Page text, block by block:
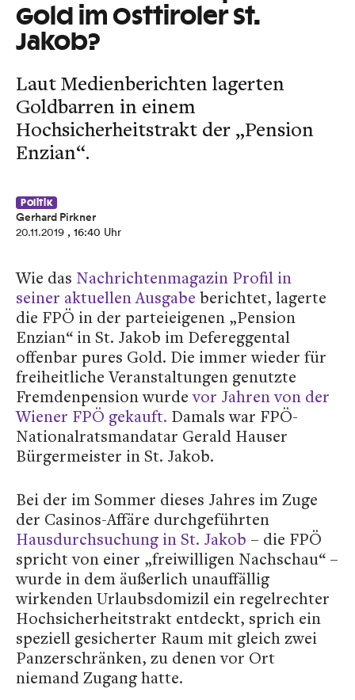
Gold im Osttiroler St.
Jakob?
Laut Medienberichten lagerten
Goldbarren in einem
Hochsicherheitstrakt der „Pension
Enzian“.
Politik
Gerhard Pirkner
20.11.2019 , 16:40 Uhr
Wie das Nachrichtenmagazin Profil in
seiner aktuellen Ausgabe berichtet, lagerte
die FPÖ in der parteieigenen „Pension
Enzian“ in St. Jakob im Defereggental
offenbar pures Gold. Die immer wieder für
freiheitliche Veranstaltungen genutzte
Fremdenpension wurdevor Jahren von der
Wiener FPÖ gekauft. Damals war FPÖ-
Nationalratsmandatar Gerald Hauser
Bürgermeister in St. Jakob.
Bei der im Sommer dieses Jahres im Zuge
der Casinos-Affäre durchgeführten
Hausdurchsuchung in St. Jakob – die FPÖ
spricht von einer „freiwilligen Nachschau“ –
wurde in dem äußerlich unauffällig
wirkenden Urlaubsdomizil ein regelrechter
Hochsicherheitstrakt entdeckt, sprich ein
speziell gesicherter Raum mit gleich zwei
Panzerschränken, zu denen vor Ort
niemand Zugang hatte.